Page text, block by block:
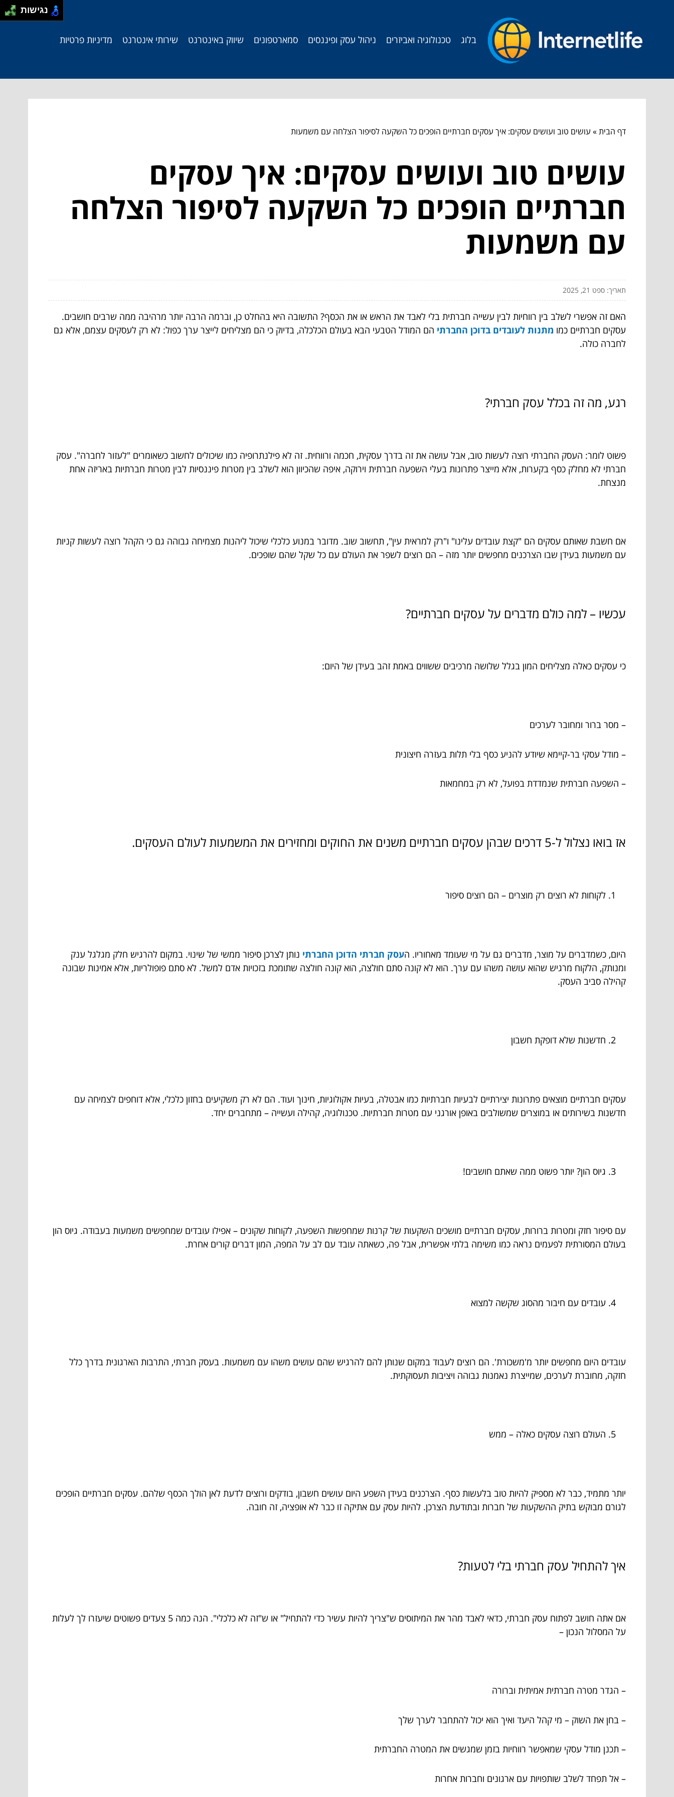
בלוג טכנולוגיה ואביזרים ניהול עסק ופיננסים סמארטפונים שיווק באינטרנט שירותי אינטרנט מדיניות פרטיות
דף הבית» עושים טוב ועושים עסקים: איך עסקים חברתיים הופכים כל השקעה לסיפור הצלחה עם משמעות
עושים טוב ועושים עסקים: איך עסקים
חברתיים הופכים כל השקעה לסיפור הצלחה
עם משמעות
תאריך: ספט 21, 2025
האם זה אפשרי לשלב בין רווחיות לבין עשייה חברתית בלי לאבד את הראש או את הכסף? התשובה היא בהחלט כן, וברמה הרבה יותר מרהיבה ממה שרבים חושבים.
עסקים חברתיים כמו מתנות לעובדים בדוכן החברתי הם המודל הטבעי הבא בעולם הכלכלה, בדיוק כי הם מצליחים לייצר ערך כפול: לא רק לעסקים עצמם, אלא גם
לחברה כולה.
רגע, מה זה בכלל עסק חברתי?
פשוט לומר: העסק החברתי רוצה לעשות טוב, אבל עושה את זה בדרך עסקית, חכמה ורווחית. זה לא פילנתרופיה כמו שיכולים לחשוב כשאומרים "לעזור לחברה". עסק
חברתי לא מחלק כסף בקערות, אלא מייצר פתרונות בעלי השפעה חברתית וירוקה, איפה שהכיוון הוא לשלב בין מטרות פיננסיות לבין מטרות חברתיות באריזה אחת
מנצחת.
אם חשבת שאותם עסקים הם "קצת עובדים עלינו" ו"רק למראית עין", תחשוב שוב. מדובר במנוע כלכלי שיכול ליהנות מצמיחה גבוהה גם כי הקהל רוצה לעשות קניות
עם משמעות בעידן שבו הצרכנים מחפשים יותר מזה – הם רוצים לשפר את העולם עם כל שקל שהם שופכים.
עכשיו – למה כולם מדברים על עסקים חברתיים?
כי עסקים כאלה מצליחים המון בגלל שלושה מרכיבים ששווים באמת זהב בעידן של היום:
– מסר ברור ומחובר לערכים
– מודל עסקי בר-קיימא שיודע להניע כסף בלי תלות בעזרה חיצונית
– השפעה חברתית שנמדדת בפועל, לא רק במחמאות
אז בואו נצלול ל-5 דרכים שבהן עסקים חברתיים משנים את החוקים ומחזירים את המשמעות לעולם העסקים.
לקוחות לא רוצים רק מוצרים – הם רוצים סיפור
היום, כשמדברים על מוצר, מדברים גם על מי שעומד מאחוריו. העסק חברתי הדוכן החברתי נותן לצרכן סיפור ממשי של שינוי. במקום להרגיש חלק מגלגל ענק
ומנותק, הלקוח מרגיש שהוא עושה משהו עם ערך. הוא לא קונה סתם חולצה, הוא קונה חולצה שתומכת בזכויות אדם למשל. לא סתם פופולריות, אלא אמינות שבונה
קהילה סביב העסק.
חדשנות שלא דופקת חשבון
עסקים חברתיים מוצאים פתרונות יצירתיים לבעיות חברתיות כמו אבטלה, בעיות אקולוגיות, חינוך ועוד. הם לא רק משקיעים בחזון כלכלי, אלא דוחפים לצמיחה עם
חדשנות בשירותים או במוצרים שמשולבים באופן אורגני עם מטרות חברתיות. טכנולוגיה, קהילה ועשייה – מתחברים יחד.
גיוס הון? יותר פשוט ממה שאתם חושבים!
עם סיפור חזק ומטרות ברורות, עסקים חברתיים מושכים השקעות של קרנות שמחפשות השפעה, לקוחות שקונים – אפילו עובדים שמחפשים משמעות בעבודה. גיוס הון
בעולם המסורתית לפעמים נראה כמו משימה בלתי אפשרית, אבל פה, כשאתה עובד עם לב על המפה, המון דברים קורים אחרת.
עובדים עם חיבור מהסוג שקשה למצוא
עובדים היום מחפשים יותר מ'משכורת'. הם רוצים לעבוד במקום שנותן להם להרגיש שהם עושים משהו עם משמעות. בעסק חברתי, התרבות הארגונית בדרך כלל
חזקה, מחוברת לערכים, שמייצרת נאמנות גבוהה ויציבות תעסוקתית.
העולם רוצה עסקים כאלה – ממש
יותר מתמיד, כבר לא מספיק להיות טוב בלעשות כסף. הצרכנים בעידן השפע היום עושים חשבון, בודקים ורוצים לדעת לאן הולך הכסף שלהם. עסקים חברתיים הופכים
לגורם מבוקש בתיק ההשקעות של חברות ובתודעת הצרכן. להיות עסק עם אתיקה זו כבר לא אופציה, זה חובה.
איך להתחיל עסק חברתי בלי לטעות?
אם אתה חושב לפתוח עסק חברתי, כדאי לאבד מהר את המיתוסים ש"צריך להיות עשיר כדי להתחיל" או ש"זה לא כלכלי". הנה כמה 5 צעדים פשוטים שיעזרו לך לעלות
על המסלול הנכון –
– הגדר מטרה חברתית אמיתית וברורה
– בחן את השוק – מי קהל היעד ואיך הוא יכול להתחבר לערך שלך
– תכנן מודל עסקי שמאפשר רווחיות בזמן שמגשים את המטרה החברתית
– אל תפחד לשלב שותפויות עם ארגונים וחברות אחרות
נגישות